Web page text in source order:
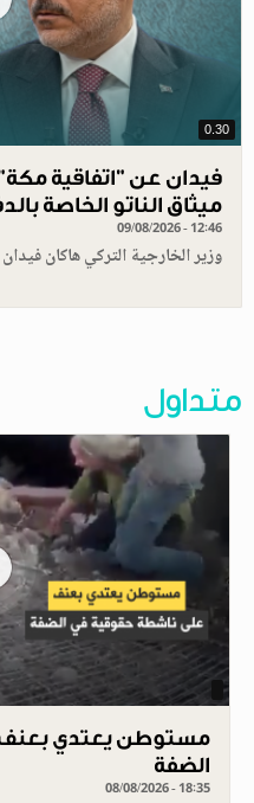
0.30
ميثاق الناتو الخاصة
09/08/2026 - 12:46
وزير الخارجية التركي هاكان
متداول
مستوطن يعتدي
الضفة
08/08/2026 - 18:35